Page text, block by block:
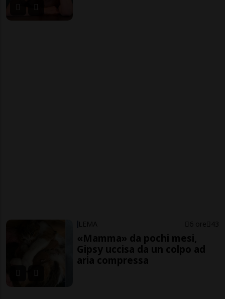
LEMA 6 ore 43
«Mamma» da pochi mesi,
Gipsy uccisa da un colpo ad
aria compressa